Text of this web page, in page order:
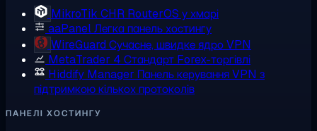
MikroTik CHR RouterOS у хмарі
aaPanelЛегка панель хостингу
WireGuard Сучасне, швидке ядро VPN
MetaTrader 4 Стандарт Forex-торгівлі
Hiddify Manager Панель керування VPN з
підтримкою кількох протоколів
ПАНЕЛІ ХОСТИНГУ